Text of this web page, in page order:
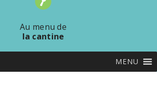
Au menu de
la cantine
MENU